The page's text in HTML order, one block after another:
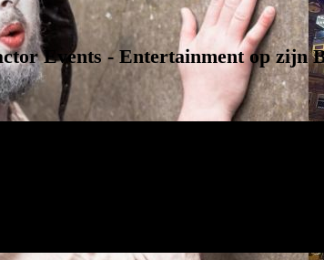
Events - Entertainment op zijn